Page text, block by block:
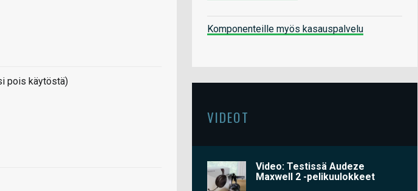
pois käytöstä)
Komponenteille myös kasauspalvelu
VIDEOT
Video: Testissä Audeze
Maxwell 2 -pelikuulokkeet